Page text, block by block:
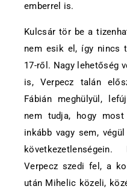
emberrel is.
Kulcsár tör be a
nem esik el, így nincs
17-ről. Nagy lehetőség
is, Verpecz talán
Fábián meghülyül,
nem tudja, hogy
inkább vagy sem,
Verpecz szedi fel, a
után Mihelic közeli,